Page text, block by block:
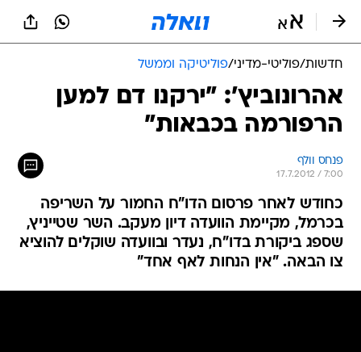
חדשות/פוליטי-מדיני/פוליטיקה וממשל
אהרונוביץ': "ירקנו דם למען
הרפורמה בכבאות"
פנחס וולף
17.7.2012 / 7:00
כחודש לאחר פרסום הדו"ח החמור על השריפה
בכרמל, מקיימת הוועדה דיון מעקב. השר שטייניץ,
שספג ביקורת בדו"ח, נעדר ובוועדה שוקלים להוציא
צו הבאה. "אין הנחות לאף אחד"